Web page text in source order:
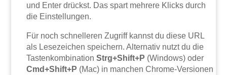
und Enter drückst. Das spart mehrere Klicks durch
die Einstellungen.
Für noch schnelleren Zugriff kannst du diese URL
als Lesezeichen speichern. Alternativ nutzt du die
TastenkombinationStrg+Shift+P (Windows) oder
Cmd+Shift+P (Mac) in manchen Chrome-Versionen